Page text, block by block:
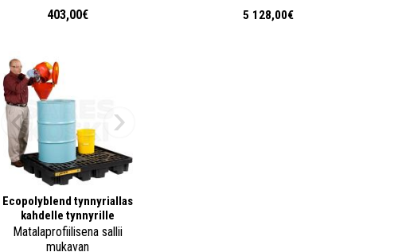
403,00€ 5 128,00€
Ecopolyblend tynnyriallas
kahdelle tynnyrille
Matalaprofiilisena sallii
mukavan